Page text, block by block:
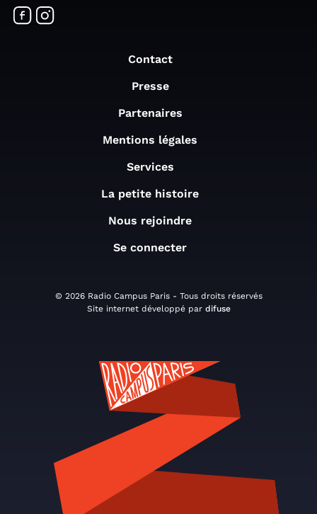
Contact
Presse
Partenaires
Mentions légales
Services
La petite histoire
Nous rejoindre
Se connecter
© 2026 Radio Campus Paris - Tous droits réservés
Site internet développé par difuse